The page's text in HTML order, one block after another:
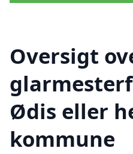
Oversigt
Ødis eller
kommune